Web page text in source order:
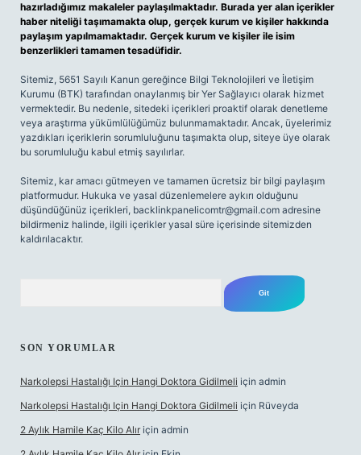
hazırladığımız makaleler paylaşılmaktadır. Burada yer alan içerikler
haber niteliği taşımamakta olup, gerçek kurum ve kişiler hakkında
paylaşım yapılmamaktadır. Gerçek kurum ve kişiler ile isim
benzerlikleri tamamen tesadüfidir.
Sitemiz, 5651 Sayılı Kanun gereğince Bilgi Teknolojileri ve İletişim
Kurumu (BTK) tarafından onaylanmış bir Yer Sağlayıcı olarak hizmet
vermektedir. Bu nedenle, sitedeki içerikleri proaktif olarak denetleme
veya araştırma yükümlülüğümüz bulunmamaktadır. Ancak, üyelerimiz
yazdıkları içeriklerin sorumluluğunu taşımakta olup, siteye üye olarak
bu sorumluluğu kabul etmiş sayılırlar.
Sitemiz, kar amacı gütmeyen ve tamamen ücretsiz bir bilgi paylaşım
platformudur. Hukuka ve yasal düzenlemelere aykırı olduğunu
düşündüğünüz içerikleri, backlinkpanelicomtr@gmail.com adresine
bildirmeniz halinde, ilgili içerikler yasal süre içerisinde sitemizden
kaldırılacaktır.
SON YORUMLAR
Narkolepsi Hastalığı Için Hangi Doktora Gidilmeli için admin
Narkolepsi Hastalığı Için Hangi Doktora Gidilmeli için Rüveyda
2 Aylık Hamile Kaç Kilo Alır için admin